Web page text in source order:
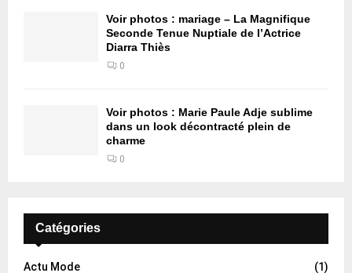
Voir photos : mariage – La Magnifique
Seconde Tenue Nuptiale de l’Actrice
Diarra Thiès
0
Voir photos : Marie Paule Adje sublime
dans un look décontracté plein de
charme
0
Catégories
Actu Mode (1)